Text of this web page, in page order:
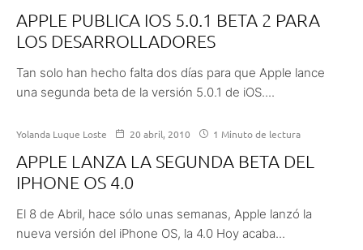
APPLE PUBLICA IOS 5.0.1 BETA 2 PARA
LOS DESARROLLADORES
Tan solo han hecho falta dos días para que Apple lance
una segunda beta de la versión 5.0.1 de iOS....
Yolanda Luque Loste 20 abril, 2010 1 Minuto de lectura
APPLE LANZA LA SEGUNDA BETA DEL
IPHONE OS 4.0
El 8 de Abril, hace sólo unas semanas, Apple lanzó la
nueva versión del iPhone OS, la 4.0 Hoy acaba...